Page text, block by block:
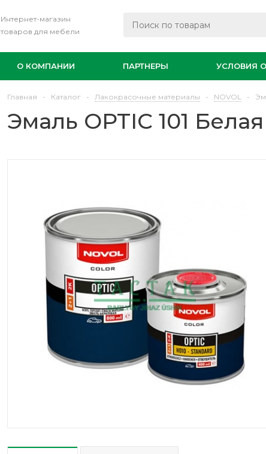
Интернет-магазин
товаров для мебели
О КОМПАНИИ ПАРТНЕРЫ УСЛОВИЯ
Главная - Каталог - Лакокрасочные материалы - NOVOL -
Эмаль OPTIC 101